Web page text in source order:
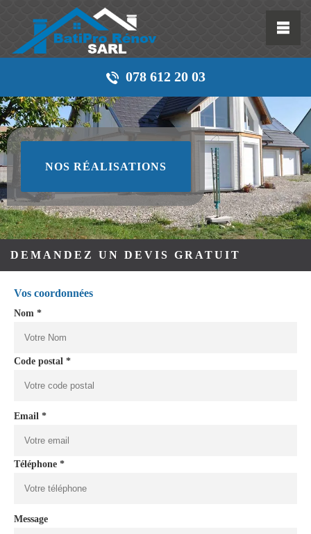
078 612 20 03
NOS RÉALISATIONS
DEMANDEZ UN DEVIS GRATUIT
Vos coordonnées
Nom *
Code postal *
Email *
Téléphone *
Message